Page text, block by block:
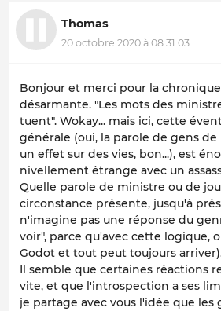
Thomas
20 octobre 2020 à 08:31:03
Bonjour et merci pour la
désarmante. "Les mots des
tuent". Wokay... mais ici, cette
générale (oui, la parole de gens
un effet sur des vies, bon...), est
nivellement étrange avec un
Quelle parole de ministre ou de
circonstance présente, jusqu'à
n'imagine pas une réponse du
voir", parce qu'avec cette logique,
Godot et tout peut toujours
Il semble que certaines réactions
vite, et que l'introspection a ses
je partage avec vous l'idée que les